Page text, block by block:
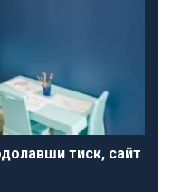
тиск, сайт